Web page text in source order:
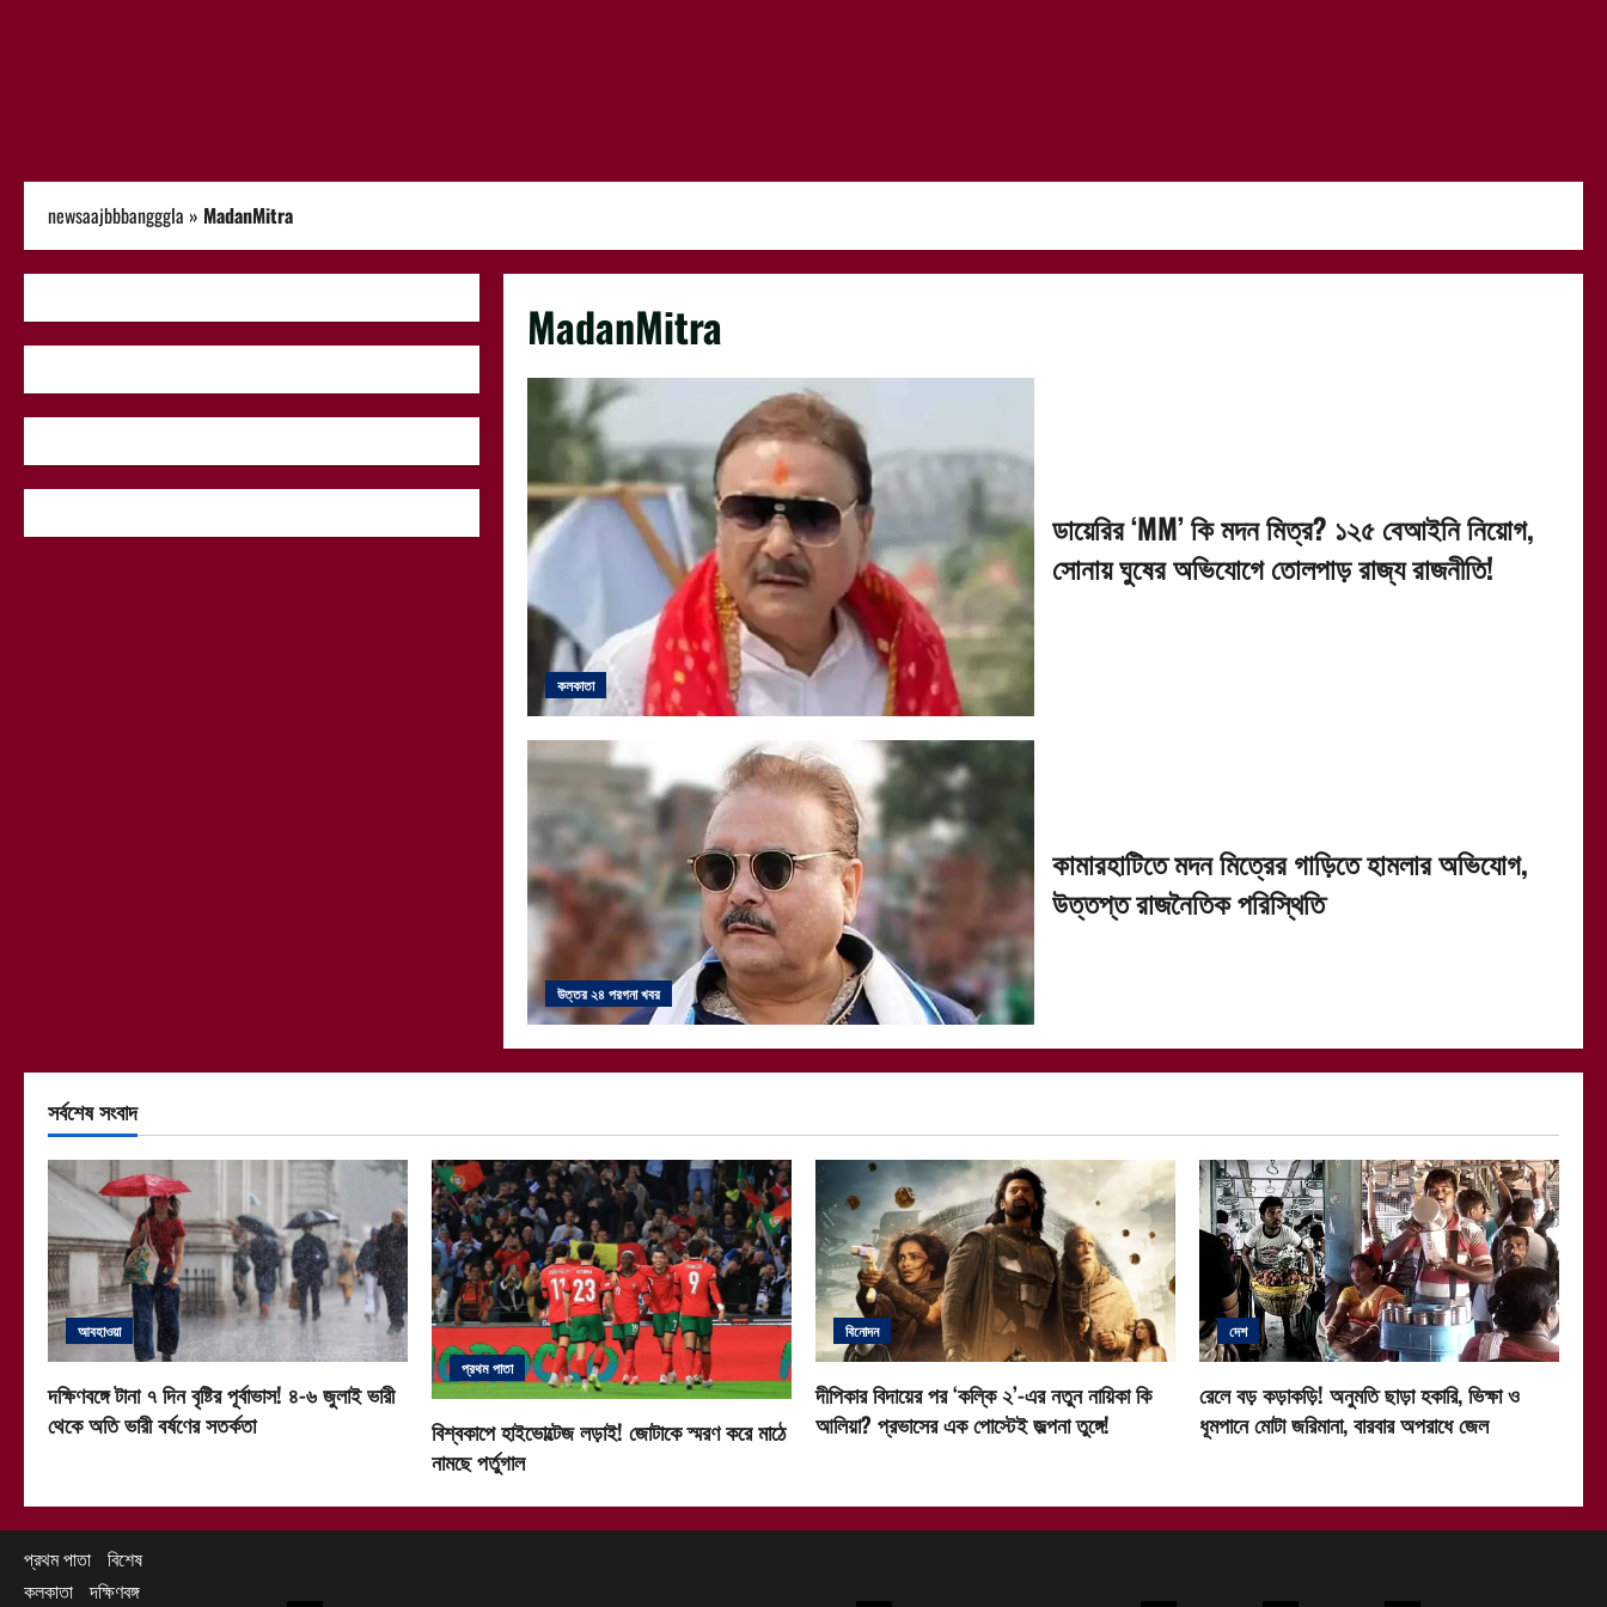
newsaajbbbangggla » MadanMitra
MadanMitra
কলকাতা
ডায়েরির ‘MM’ কি মদন মিত্র? ১২৫ বেআইনি নিয়োগ,
সোনায় ঘুষের অভিযোগে তোলপাড় রাজ্য রাজনীতি!
উত্তর ২৪ পরগনা খবর
কামারহাটিতে মদন মিত্রের গাড়িতে হামলার অভিযোগ,
উত্তপ্ত রাজনৈতিক পরিস্থিতি
সর্বশেষ সংবাদ
আবহাওয়া
দক্ষিণবঙ্গে টানা ৭ দিন বৃষ্টির পূর্বাভাস! ৪-৬ জুলাই ভারী
থেকে অতি ভারী বর্ষণের সতর্কতা
প্রথম পাতা
বিশ্বকাপে হাইভোল্টেজ লড়াই! জোটাকে স্মরণ করে মাঠে
নামছে পর্তুগাল
বিনোদন
দীপিকার বিদায়ের পর ‘কল্কি ২’-এর নতুন নায়িকা কি
আলিয়া? প্রভাসের এক পোস্টেই জল্পনা তুঙ্গে!
দেশ
রেলে বড় কড়াকড়ি! অনুমতি ছাড়া হকারি, ভিক্ষা ও
ধূমপানে মোটা জরিমানা, বারবার অপরাধে জেল
প্রথম পাতা বিশেষ
কলকাতা দক্ষিণবঙ্গ